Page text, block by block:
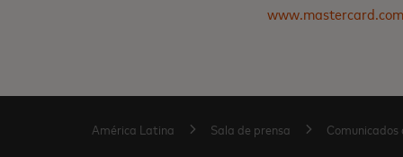
www.mastercard.com
América Latina Sala de prensa Comunicados